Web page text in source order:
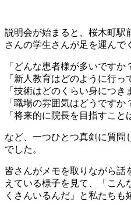
説明会が始まると、桜木町駅
さんの学生さんが足を運んで
「どんな患者様が多いですか
「新人教育はどのように行っ
「技術はどのくらい身につき
「職場の雰囲気はどうですか
「将来的に院長を目指すこと
など、一つひとつ真剣に質問
でした。
皆さんがメモを取りながら話
えている様子を見て、「こん
くさんいるんだ」と私たちも